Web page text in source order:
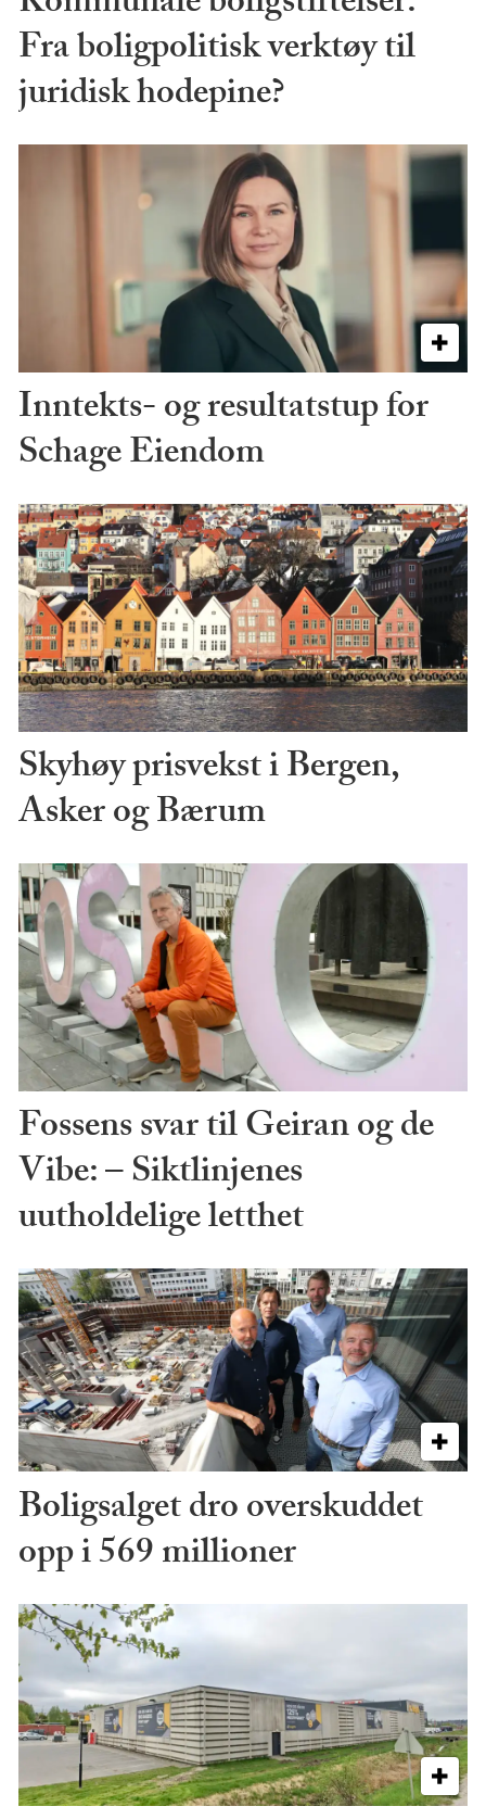
Fra boligpolitisk verktøy til
juridisk hodepine?
Inntekts- og resultatstup for
Schage Eiendom
Skyhøy prisvekst i Bergen,
Asker og Bærum
Fossens svar til Geiran og de
Vibe: – Siktlinjenes
uutholdelige letthet
Boligsalget dro overskuddet
opp i 569 millioner